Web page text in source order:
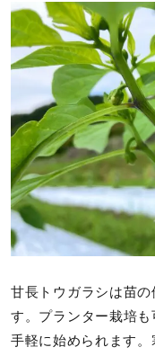
甘長トウガラシは苗
す。プランター栽培
手軽に始められます。